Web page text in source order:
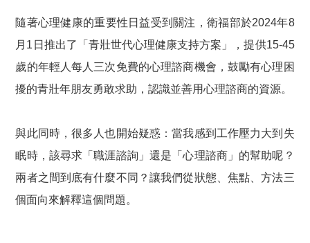
隨著心理健康的重要性日益受到關注，衛福部於2024年8
月1日推出了「青壯世代心理健康支持方案」，提供15-45
歲的年輕人每人三次免費的心理諮商機會，鼓勵有心理困
擾的青壯年朋友勇敢求助，認識並善用心理諮商的資源。
與此同時，很多人也開始疑惑：當我感到 工作壓力大到失
眠時，該尋求「職涯諮詢」還是「心理諮商」的幫助呢？
兩者之間到底有什麼不同？讓我們從狀態、焦點、方法三
個面向來解釋這個問題。